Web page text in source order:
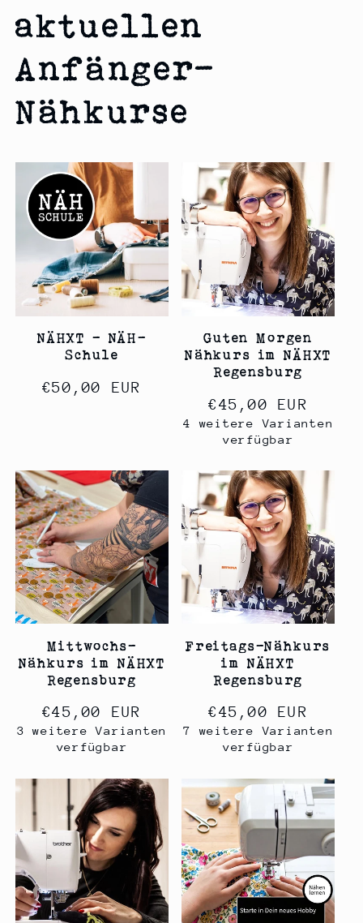
aktuellen
Anfänger-
Nähkurse
NÄHXT - NÄH-
Schule
Normaler
€50,00 EUR
Guten Morgen
Nähkurs im NÄHXT
Regensburg
Normaler
Preis
€45,00 EUR
4 weitere Varianten
verfügbar
Mittwochs-
Nähkurs im NÄHXT
Regensburg
Normaler
Preis
€45,00 EUR
3 weitere Varianten
verfügbar
Freitags-Nähkurs
im NÄHXT
Regensburg
Normaler
Preis
€45,00 EUR
7 weitere Varianten
verfügbar